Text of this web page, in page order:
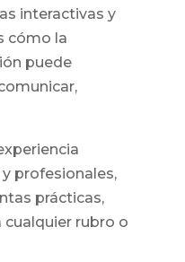
interactivas y
cómo la
puede
,
profesionales,
prácticas,
rubro o